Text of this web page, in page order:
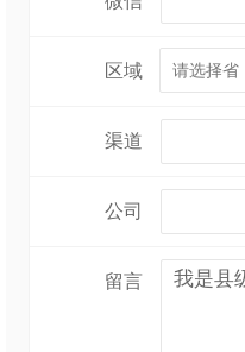
区域
渠道
公司
留言